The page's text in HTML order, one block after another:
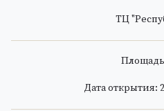
ТЦ
Дата открытия: